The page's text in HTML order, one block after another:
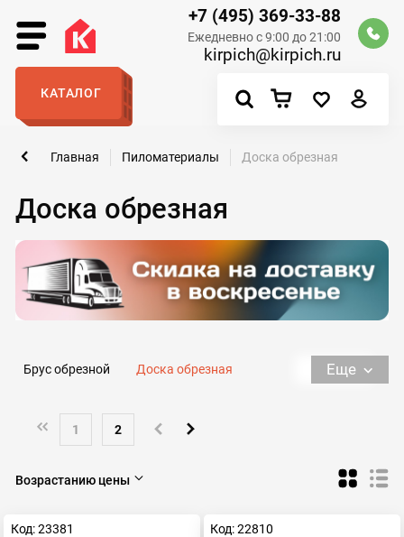
+7 (495) 369-33-88
Ежедневно с 9:00 до 21:00
kirpich@kirpich.ru
КАТАЛОГ
Доска обрезная
Главная Пиломатериалы Доска обрезная
Брус обрезной Доска обрезная Еще
1 2
Возрастанию цены
Код: 23381 Код: 22810